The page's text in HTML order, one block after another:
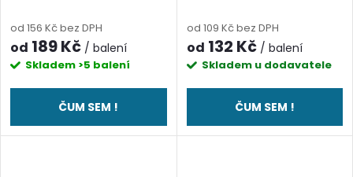
od 156 Kč bez DPH
od 189 Kč / balení
Skladem >5 balení
ČUM SEM !
od 109 Kč bez DPH
od 132 Kč / balení
Skladem u dodavatele
ČUM SEM !